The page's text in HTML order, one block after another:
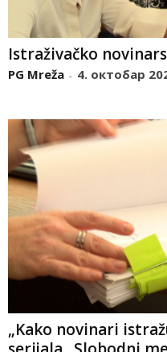
Istraživačko
PG Mreža - 4. октобар
„Kako novinari